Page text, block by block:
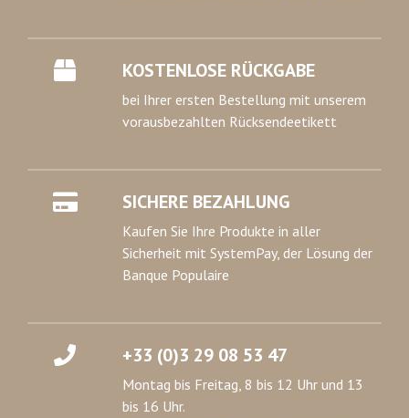
KOSTENLOSE RÜCKGABE
bei Ihrer ersten Bestellung mit unserem
vorausbezahlten Rücksendeetikett
SICHERE BEZAHLUNG
Kaufen Sie Ihre Produkte in aller
Sicherheit mit SystemPay, der Lösung der
Banque Populaire
+33 (0)3 29 08 53 47
Montag bis Freitag, 8 bis 12 Uhr und 13
bis 16 Uhr.